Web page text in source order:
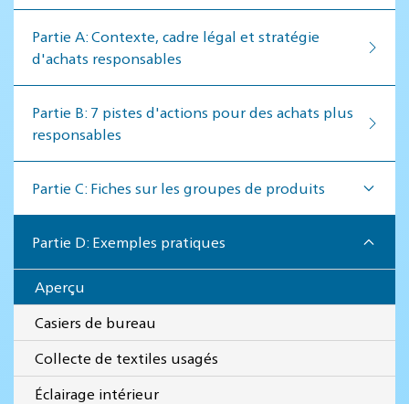
Par­tie A: Contex­te, cadre lé­gal et stratégie
d'achats responsables
Par­tie B: 7 pistes d'actions pour des achats plus
responsables
Partie C: Fiches sur les groupes de produits
Partie D: Exemples pratiques
Aperçu
Casiers de bureau
Collecte de textiles usagés
Éclairage intérieur